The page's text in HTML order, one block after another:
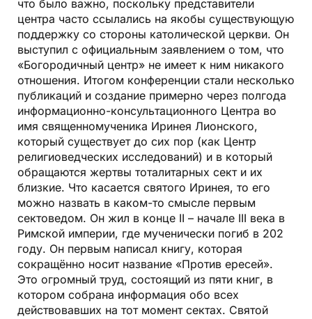
что было важно, поскольку представители
центра часто ссылались на якобы существующую
поддержку со стороны католической церкви. Он
выступил с официальным заявлением о том, что
«Богородичный центр» не имеет к ним никакого
отношения. Итогом конференции стали несколько
публикаций и создание примерно через полгода
информационно-консультационного Центра во
имя священномученика Иринея Лионского,
который существует до сих пор (как Центр
религиоведческих исследований) и в который
обращаются жертвы тоталитарных сект и их
близкие. Что касается святого Иринея, то его
можно назвать в каком-то смысле первым
сектоведом. Он жил в конце II – начале III века в
Римской империи, где мученически погиб в 202
году. Он первым написал книгу, которая
сокращённо носит название «Против ересей».
Это огромный труд, состоящий из пяти книг, в
котором собрана информация обо всех
действовавших на тот момент сектах. Святой